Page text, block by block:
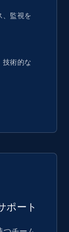
、監視を
技術的な
ポート